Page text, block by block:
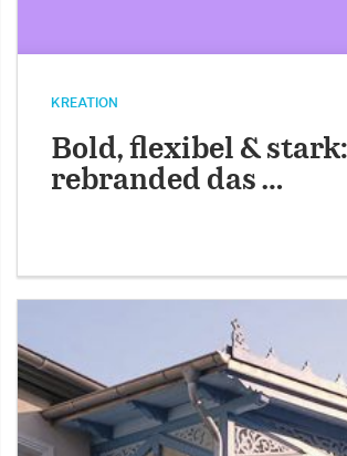
KREATION
Bold, flexibel &
rebranded das …